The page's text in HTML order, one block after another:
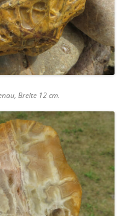
Breite 12 cm.